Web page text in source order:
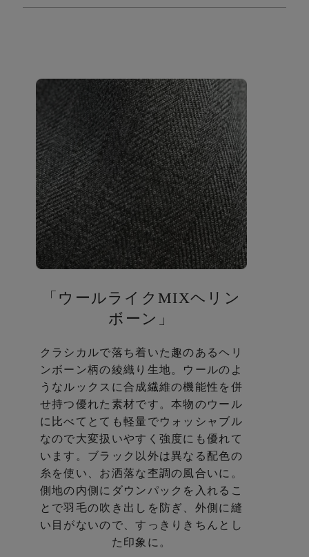
「ウールライクMIXヘリン
ボーン」
クラシカルで落ち着いた趣のあるヘリ
ンボーン柄の綾織り生地。 ウールのよ
うなルックスに合成繊維の機能性を併
せ持つ優れた素材です。本物のウール
に比べてとても軽量でウォッシャブル
なので大変扱いやすく強度にも優れて
います。 ブラック以外は異なる配色の
糸を使い、お洒落な杢調の風合いに。
側地の内側にダウンパックを入れるこ
とで羽毛の吹き出しを防ぎ、 外側に縫
い目がないので、すっきりきちんとし
た印象に。